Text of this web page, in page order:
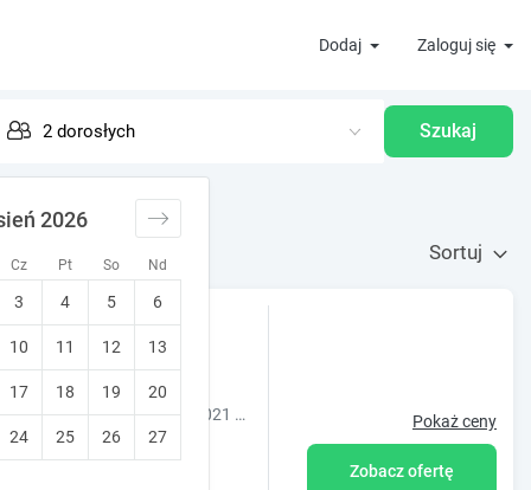
Dodaj Zaloguj się
Cz Pt So Nd
2026
3 4 5 6
10 11 12 13
17 18 19 20
24 25 26 27
Szukaj
Sortuj
Wynajęcia
Ośrodek Osadowe wzgórze to nowe domki całoroczne powstałe w 2021 roku z planem dalszego rozwoju. Pokaż ceny
Zobacz ofertę